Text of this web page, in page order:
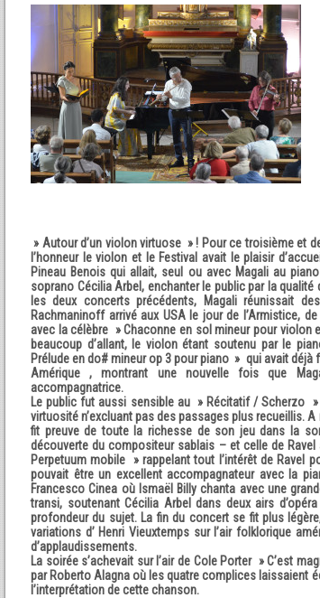
» Autour d’un violon virtuose » ! Pour ce troisième et
l’honneur le violon et le Festival avait le plaisir
Pineau Benois qui allait, seul ou avec Magali au
soprano Cécilia Arbel, enchanter le public par la
les deux concerts précédents, Magali réunissait
Rachmaninoff arrivé aux USA le jour de l’Armistice,
avec la célèbre » Chaconne en sol mineur pour violon
beaucoup d’allant, le violon étant soutenu par le
Prélude en do# mineur op 3 pour piano » qui avait
Amérique , montrant une nouvelle fois que
accompagnatrice.
Le public fut aussi sensible au » Récitatif / Scherzo
virtuosité n’excluant pas des passages plus recueillis.
fit preuve de toute la richesse de son jeu dans la
découverte du compositeur sablais – et celle de
Perpetuum mobile » rappelant tout l’intérêt de Ravel
pouvait être un excellent accompagnateur avec la
Francesco Cinea où Ismaël Billy chanta avec une
transi, soutenant Cécilia Arbel dans deux airs
profondeur du sujet. La fin du concert se fit plus
variations d’ Henri Vieuxtemps sur l’air folklorique
d’applaudissements.
La soirée s’achevait sur l’air de Cole Porter » C’est
par Roberto Alagna où les quatre complices laissaient
l’interprétation de cette chanson.